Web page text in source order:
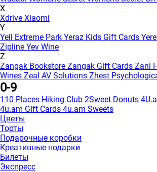
X
Xdrive Xiaomi
Y
Yell Extreme Park Yeraz Kids Gift Cards
Zipline Yev Wine
Z
Zangak Bookstore Zangak Gift Cards Zani
Wines Zeal AV Solutions Zhest
0-9
110 Places Hiking Club 2Sweet Donuts
4u.am Gift Cards 4u.am Sweets
Цветы
Торты
Подарочные коробки
Креативные подарки
Билеты
Экспресс